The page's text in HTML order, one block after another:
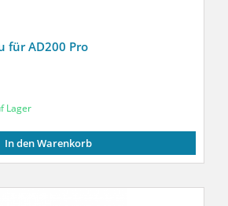
für AD200 Pro
Lager
In den Warenkorb